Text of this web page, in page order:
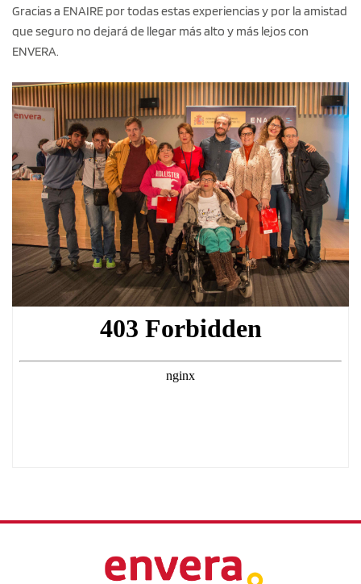
Gracias a ENAIRE por todas estas experiencias y por la amistad
que seguro no dejará de llegar más alto y más lejos con
ENVERA.